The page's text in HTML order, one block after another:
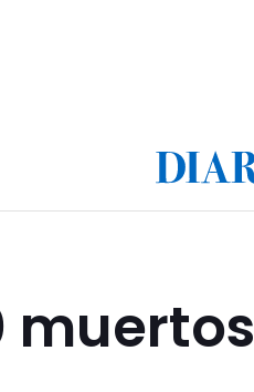
muertos